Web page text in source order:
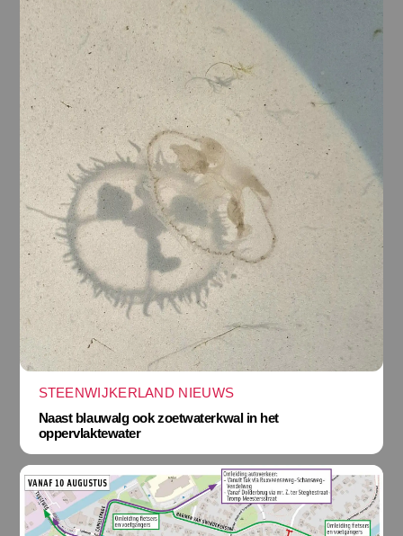
STEENWIJKERLAND NIEUWS
Naast blauwalg ook zoetwaterkwal in het
oppervlaktewater